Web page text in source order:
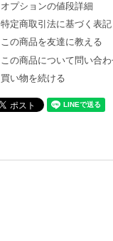
オプションの値段詳細
特定商取引法に基づく表記
この商品を友達に教える
この商品について問い合
買い物を続ける